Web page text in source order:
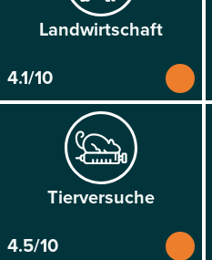
Land­wirtschaft
4.1/10
Tier­versuche
4.5/10